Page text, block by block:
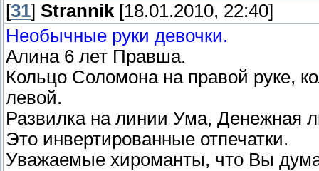
[31] Strannik [18.01.2010, 22:40]
Необычные руки девочки.
Алина 6 лет Правша.
Кольцо Соломона на правой руке,
левой.
Развилка на линии Ума, Денежная
Это инвертированные отпечатки.
Уважаемые хироманты, что Вы